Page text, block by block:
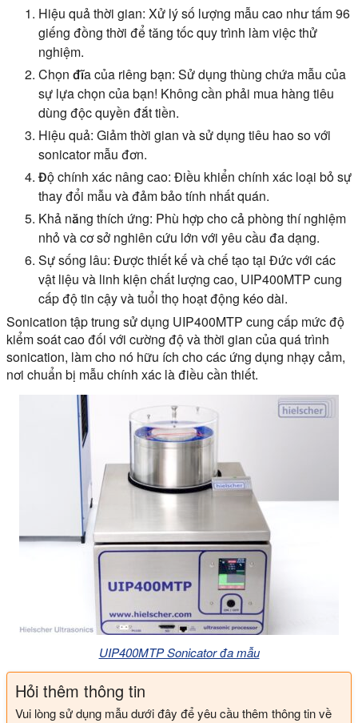
Hiệu quả thời gian: Xử lý số lượng mẫu cao như tấm 96
giếng đồng thời để tăng tốc quy trình làm việc thử
nghiệm.
Chọn đĩa của riêng bạn: Sử dụng thùng chứa mẫu của
sự lựa chọn của bạn! Không cần phải mua hàng tiêu
dùng độc quyền đắt tiền.
Hiệu quả: Giảm thời gian và sử dụng tiêu hao so với
sonicator mẫu đơn.
Độ chính xác nâng cao: Điều khiển chính xác loại bỏ sự
thay đổi mẫu và đảm bảo tính nhất quán.
Khả năng thích ứng: Phù hợp cho cả phòng thí nghiệm
nhỏ và cơ sở nghiên cứu lớn với yêu cầu đa dạng.
Sự sống lâu: Được thiết kế và chế tạo tại Đức với các
vật liệu và linh kiện chất lượng cao, UIP400MTP cung
cấp độ tin cậy và tuổi thọ hoạt động kéo dài.
Sonication tập trung sử dụng UIP400MTP cung cấp mức độ
kiểm soát cao đối với cường độ và thời gian của quá trình
sonication, làm cho nó hữu ích cho các ứng dụng nhạy cảm,
nơi chuẩn bị mẫu chính xác là điều cần thiết.
UIP400MTP Sonicator đa mẫu
Hỏi thêm thông tin
Vui lòng sử dụng mẫu dưới đây để yêu cầu thêm thông tin về